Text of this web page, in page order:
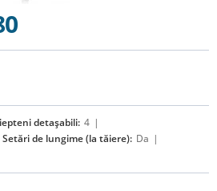
detaşabili: 4
Setări de lungime (la tăiere): Da